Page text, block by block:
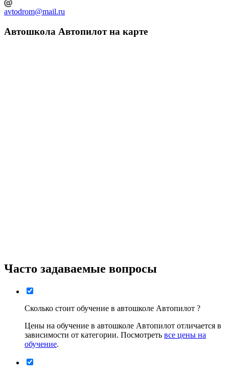
avtodrom@mail.ru
Автошкола Автопилот на карте
Часто задаваемые вопросы
Сколько стоит обучение в автошколе Автопилот ?
Цены на обучение в автошколе Автопилот отличается в
зависимости от категории. Посмотреть все цены на
обучение.